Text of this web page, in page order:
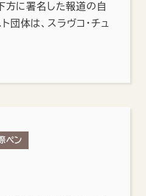
に署名した報道の自
団体は、スラヴコ・チュ
ペン